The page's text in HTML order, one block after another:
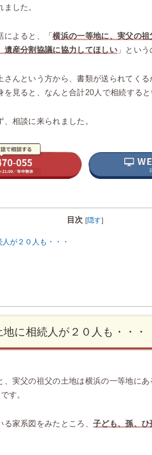
した。
によると、「横浜の一等地に、実父の
遺産分割協議に協力してほしい 」という
さんという方から、書類が送られてく
を見ると、なんと合計20人で相続すると
相談に来られました。
目次 [隠す]
が２０人も・・・
に相続人が２０人も・・・
実父の祖父の土地は横浜の一等地にあ
す。
る家系図をみたところ、子ども、孫、ひ